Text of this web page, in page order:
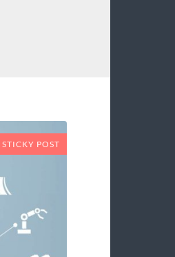
STICKY POST